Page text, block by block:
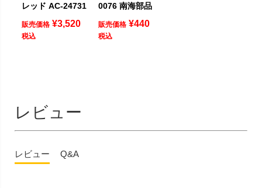
レッド AC-24731
販売価格 ¥3,520
税込
0076 南海部品
販売価格 ¥440
税込
レビュー
レビュー Q&A